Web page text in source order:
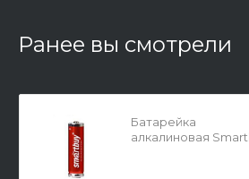
Ранее вы смотрели
Батарейка
алкалиновая